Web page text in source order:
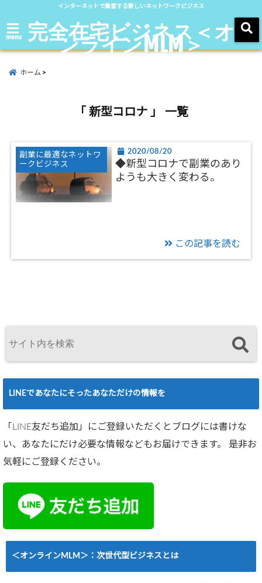
インターネットで集客する新しいネットワークビジネス
menu 完全在宅ビジネス＜オ
ンラインMLM＞
ホーム
「 新型コロナ 」 一覧
副業に最適なネットワ
ークビジネス
2020/08/20
◆新型コロナで副業のあり
ようも大きく変わる。
この記事を読む
LINEであなたにそったあなただけの情報を
「LINE友だち追加」にご登録いただくとブログには書けな
い、あなたにだけ必要な情報などもお届けできます。 是非お
気軽にご登録ください。
＜オンラインMLM＞：次世代型ビジネスとは